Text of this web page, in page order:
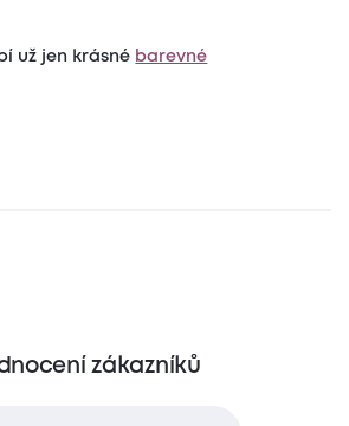
už jen krásné barevné
zákazníků